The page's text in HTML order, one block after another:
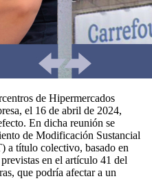
de Hipermercados
el 16 de abril de 2024,
En dicha reunión se
de Modificación Sustancial
a título colectivo, basado en
en el artículo 41 del
que podría afectar a un